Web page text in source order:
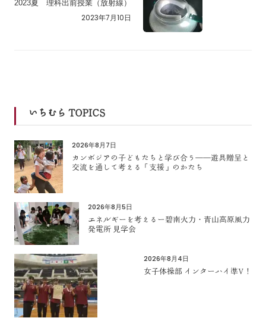
2023夏 理科出前授業（放射線）
2023年7月10日
いちむら TOPICS
2026年8月7日
カンボジアの子どもたちと学び合う――遊具贈呈と
交流を通して考える「支援」のかたち
2026年8月5日
エネルギーを考えるー碧南火力・青山高原風力
発電所 見学会
2026年8月4日
女子体操部 インターハイ準V！